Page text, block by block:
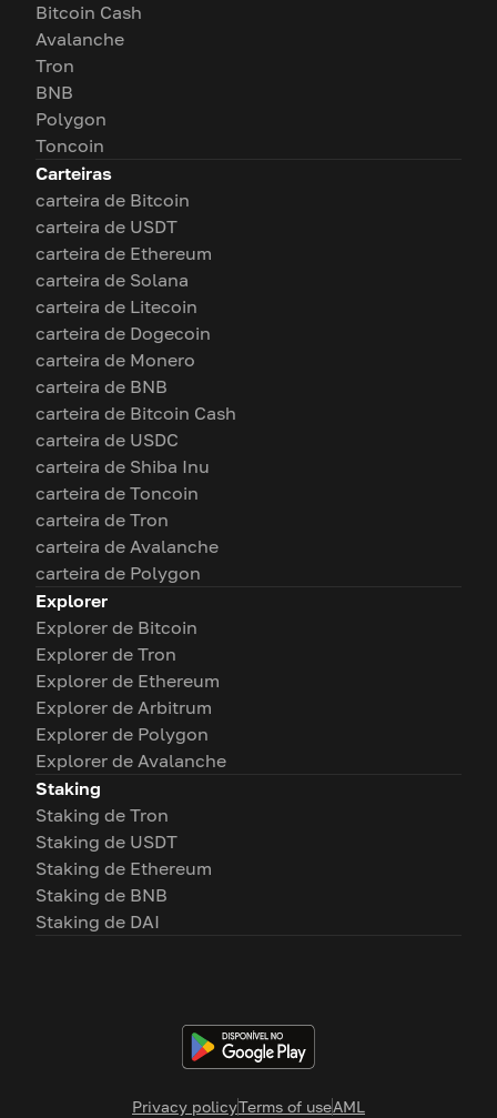
Privacy policyTerms of useAML
Bitcoin Cash
Avalanche
Tron
BNB
Polygon
Toncoin
Carteiras
carteira de Bitcoin
carteira de USDT
carteira de Ethereum
carteira de Solana
carteira de Litecoin
carteira de Dogecoin
carteira de Monero
carteira de BNB
carteira de Bitcoin Cash
carteira de USDC
carteira de Shiba Inu
carteira de Toncoin
carteira de Tron
carteira de Avalanche
carteira de Polygon
Explorer
Explorer de Bitcoin
Explorer de Tron
Explorer de Ethereum
Explorer de Arbitrum
Explorer de Polygon
Explorer de Avalanche
Staking
Staking de Tron
Staking de USDT
Staking de Ethereum
Staking de BNB
Staking de DAI